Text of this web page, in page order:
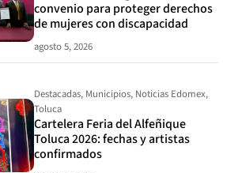
convenio para proteger derechos
de mujeres con discapacidad
agosto 5, 2026
Destacadas, Municipios, Noticias Edomex,
Toluca
Cartelera Feria del Alfeñique
Toluca 2026: fechas y artistas
confirmados